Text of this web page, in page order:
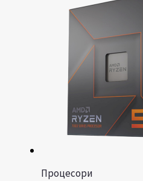
Процесори